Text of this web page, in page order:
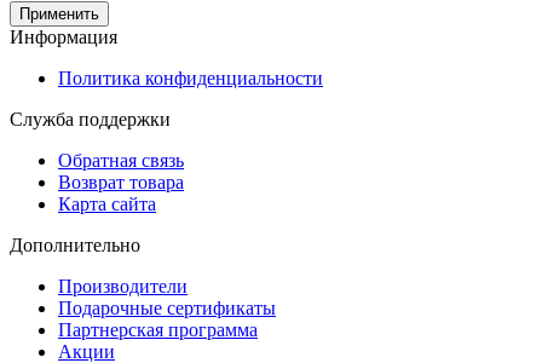
Применить
Информация
Политика конфиденциальности
Служба поддержки
Обратная связь
Возврат товара
Карта сайта
Дополнительно
Производители
Подарочные сертификаты
Партнерская программа
Акции